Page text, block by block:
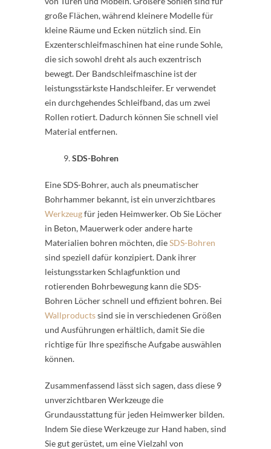
große Flächen, während kleinere Modelle für
kleine Räume und Ecken nützlich sind. Ein
Exzenterschleifmaschinen hat eine runde Sohle,
die sich sowohl dreht als auch exzentrisch
bewegt. Der Bandschleifmaschine ist der
leistungsstärkste Handschleifer. Er verwendet
ein durchgehendes Schleifband, das um zwei
Rollen rotiert. Dadurch können Sie schnell viel
Material entfernen.
SDS-Bohren
Eine SDS-Bohrer, auch als pneumatischer
Bohrhammer bekannt, ist ein unverzichtbares
Werkzeugfür jeden Heimwerker. Ob Sie Löcher
in Beton, Mauerwerk oder andere harte
Materialien bohren möchten, dieSDS-Bohren
sind speziell dafür konzipiert. Dank ihrer
leistungsstarken Schlagfunktion und
rotierenden Bohrbewegung kann die SDS-
Bohren Löcher schnell und effizient bohren. Bei
Wallproductssind sie in verschiedenen Größen
und Ausführungen erhältlich, damit Sie die
richtige für Ihre spezifische Aufgabe auswählen
können.
Zusammenfassend lässt sich sagen, dass diese 9
unverzichtbaren Werkzeuge die
Grundausstattung für jeden Heimwerker bilden.
Indem Sie diese Werkzeuge zur Hand haben, sind
Sie gut gerüstet, um eine Vielzahl von